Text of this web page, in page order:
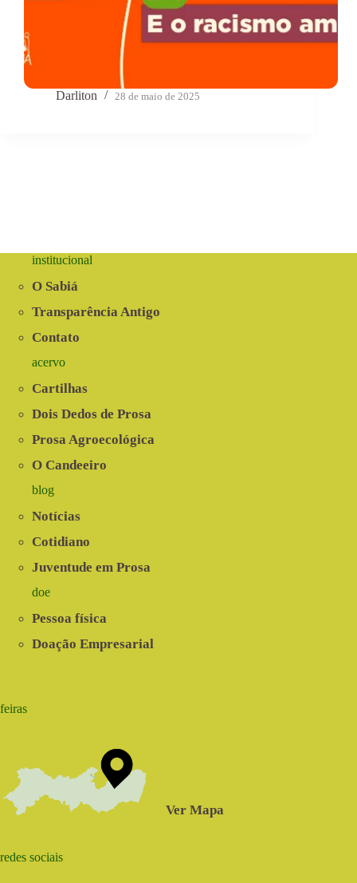
Darliton 28 de maio de 2025
institucional
O Sabiá
Transparência Antigo
Contato
acervo
Cartilhas
Dois Dedos de Prosa
Prosa Agroecológica
O Candeeiro
blog
Notícias
Cotidiano
Juventude em Prosa
doe
Pessoa física
Doação Empresarial
feiras
Ver Mapa
redes sociais